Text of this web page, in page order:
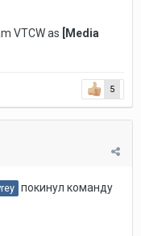
VTCW as
Media
5
покинул команду